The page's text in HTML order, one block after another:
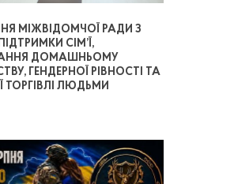
МІЖВІДОМЧОЇ РАДИ З
СІМ’Ї,
ДОМАШНЬОМУ
ГЕНДЕРНОЇ РІВНОСТІ ТА
ТОРГІВЛІ ЛЮДЬМИ